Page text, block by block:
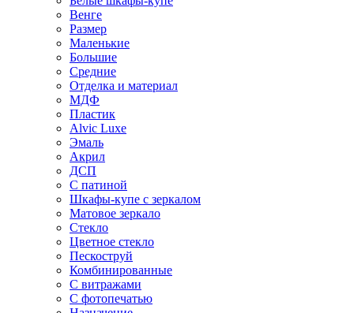
Венге
Размер
Маленькие
Большие
Средние
Отделка и материал
МДФ
Пластик
Alvic Luxe
Эмаль
Акрил
ДСП
С патиной
Шкафы-купе с зеркалом
Матовое зеркало
Стекло
Цветное стекло
Пескоструй
Комбинированные
С витражами
С фотопечатью